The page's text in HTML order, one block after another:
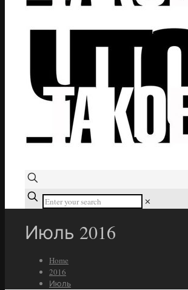
✕
Июль 2016
Home
2016
Июль